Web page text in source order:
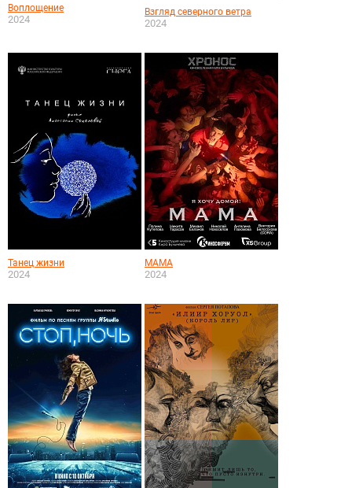
Воплощение
2024
Взгляд северного ветра
2024
Танец жизни
2024
МАМА
2024